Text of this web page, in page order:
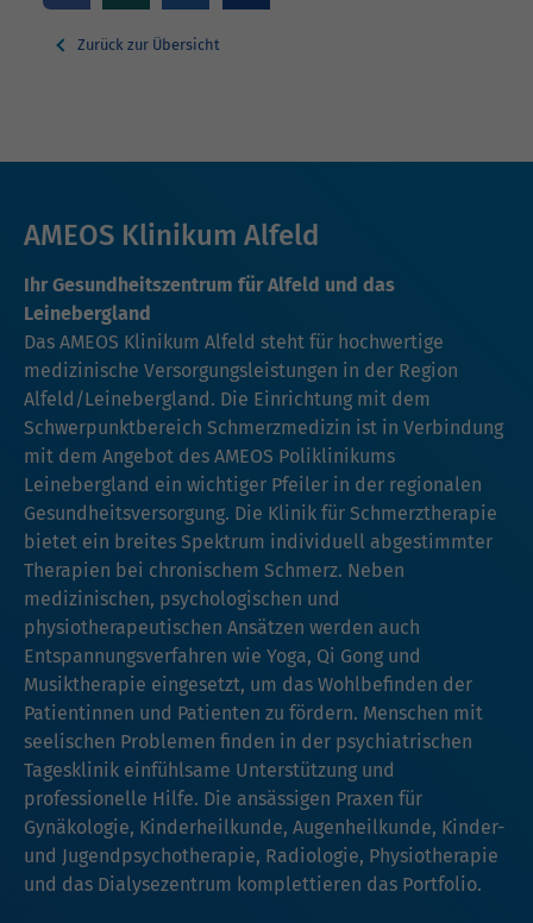
Zurück zur Übersicht
AMEOS Klinikum Alfeld
Ihr Gesundheitszentrum für Alfeld und das
Leinebergland
Das AMEOS Klinikum Alfeld steht für hochwertige
medizinische Versorgungsleistungen in der Region
Alfeld/Leinebergland. Die Einrichtung mit dem
Schwerpunktbereich Schmerzmedizin ist in Verbindung
mit dem Angebot des AMEOS Poliklinikums
Leinebergland ein wichtiger Pfeiler in der regionalen
Gesundheitsversorgung. Die Klinik für Schmerztherapie
bietet ein breites Spektrum individuell abgestimmter
Therapien bei chronischem Schmerz. Neben
medizinischen, psychologischen und
physiotherapeutischen Ansätzen werden auch
Entspannungsverfahren wie Yoga, Qi Gong und
Musiktherapie eingesetzt, um das Wohlbefinden der
Patientinnen und Patienten zu fördern. Menschen mit
seelischen Problemen finden in der psychiatrischen
Tagesklinik einfühlsame Unterstützung und
professionelle Hilfe. Die ansässigen Praxen für
Gynäkologie, Kinderheilkunde, Augenheilkunde, Kinder-
und Jugendpsychotherapie, Radiologie, Physiotherapie
und das Dialysezentrum komplettieren das Portfolio.